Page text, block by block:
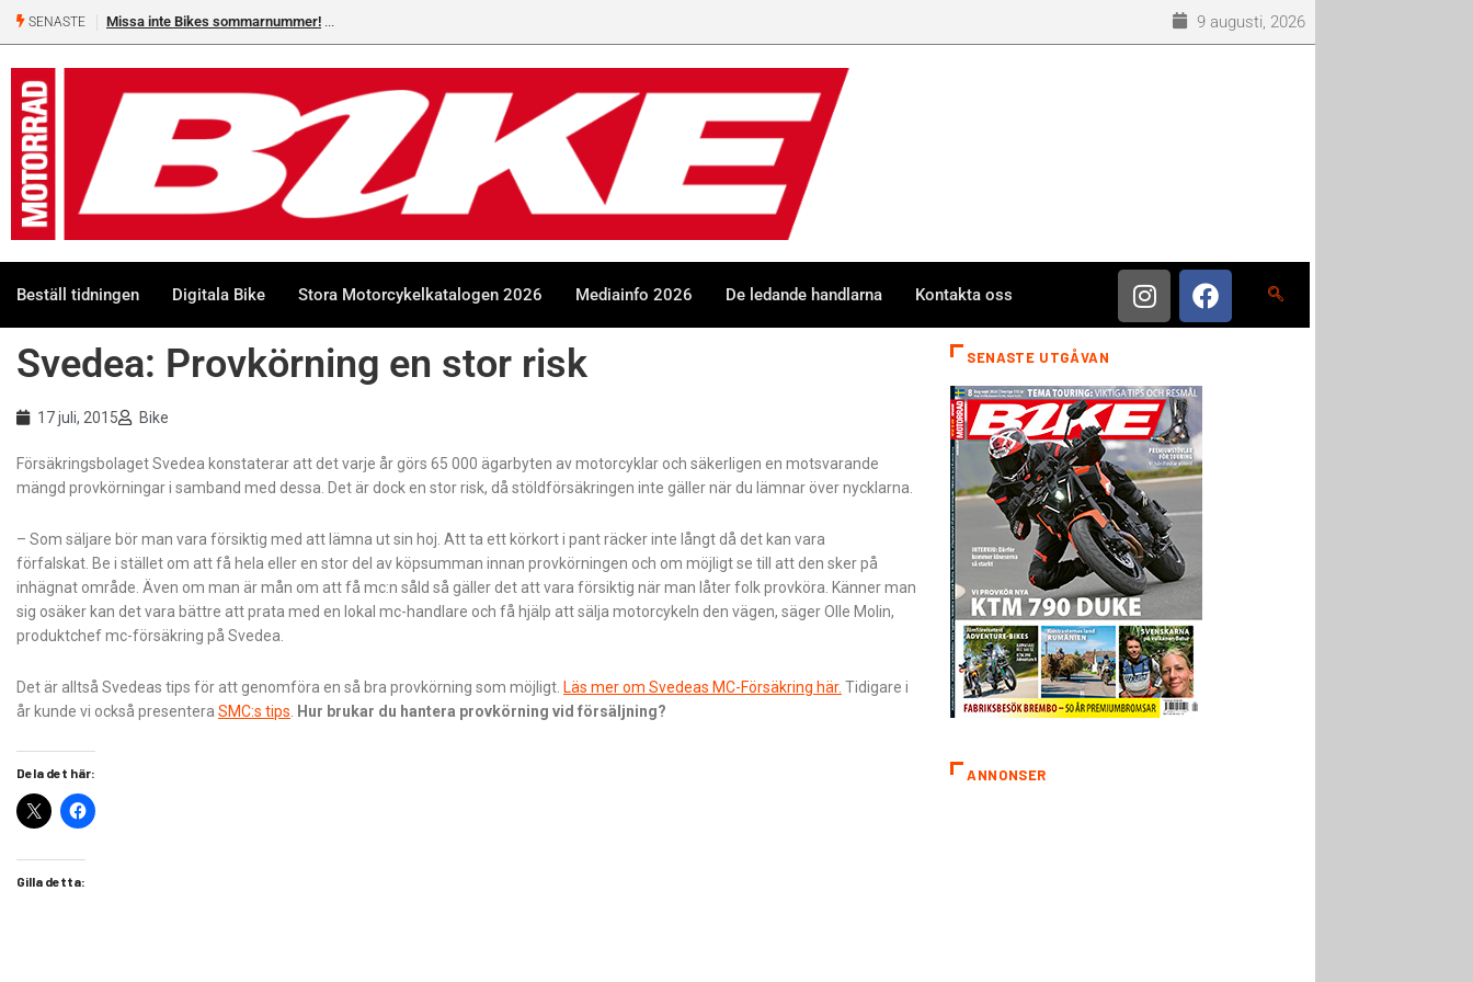
SENASTE Missa inte Bikes sommarnummer! 9 augusti, 2026
Beställ tidningen Digitala Bike Stora Motorcykelkatalogen 2026 Mediainfo 2026 De ledande handlarna Kontakta oss
Svedea: Provkörning en stor risk
17 juli, 2015 Bike
Försäkringsbolaget Svedea konstaterar att det varje år görs 65 000 ägarbyten av motorcyklar och säkerligen en motsvarande
mängd provkörningar i samband med dessa. Det är dock en stor risk, då stöldförsäkringen inte gäller när du lämnar över nycklarna.
– Som säljare bör man vara försiktig med att lämna ut sin hoj. Att ta ett körkort i pant räcker inte långt då det kan vara
förfalskat. Be i stället om att få hela eller en stor del av köpsumman innan provkörningen och om möjligt se till att den sker på
inhägnat område. Även om man är mån om att få mc:n såld så gäller det att vara försiktig när man låter folk provköra. Känner man
sig osäker kan det vara bättre att prata med en lokal mc-handlare och få hjälp att sälja motorcykeln den vägen, säger Olle Molin,
produktchef mc-försäkring på Svedea.
Det är alltså Svedeas tips för att genomföra en så bra provkörning som möjligt. Läs mer om Svedeas MC-Försäkring här. Tidigare i
år kunde vi också presentera SMC:s tips Hur brukar du hantera provkörning vid försäljning?
Dela det här:
Gilla detta:
SENASTE UTGÅVAN
ANNONSER